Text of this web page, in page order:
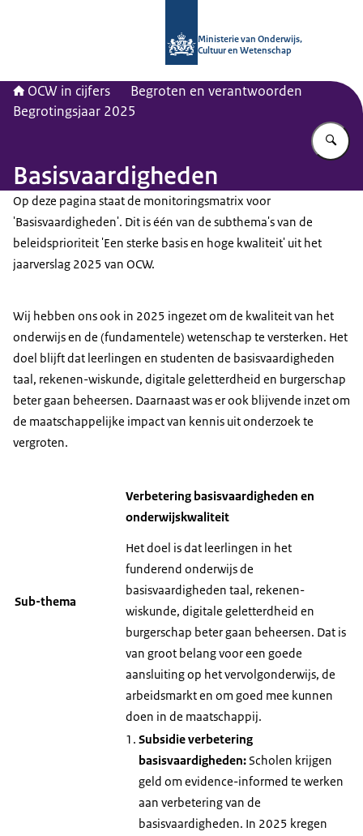
Ministerie van Onderwijs,
Cultuur en Wetenschap
OCW in cijfers
Begroten en verantwoorden
Begrotingsjaar 2025
Basisvaardigheden
Op deze pagina staat de monitoringsmatrix voor
'Basisvaardigheden'. Dit is één van de subthema's van de
beleidsprioriteit 'Een sterke basis en hoge kwaliteit' uit het
jaarverslag 2025 van OCW.
Wij hebben ons ook in 2025 ingezet om de kwaliteit van het
onderwijs en de (fundamentele) wetenschap te versterken. Het
doel blijft dat leerlingen en studenten de basisvaardigheden
taal, rekenen-wiskunde, digitale geletterdheid en burgerschap
beter gaan beheersen. Daarnaast was er ook blijvende inzet om
de maatschappelijke impact van kennis uit onderzoek te
vergroten.
Sub-thema
Verbetering basisvaardigheden en
onderwijskwaliteit
Het doel is dat leerlingen in het
funderend onderwijs de
basisvaardigheden taal, rekenen-
wiskunde, digitale geletterdheid en
burgerschap beter gaan beheersen. Dat is
van groot belang voor een goede
aansluiting op het vervolgonderwijs, de
arbeidsmarkt en om goed mee kunnen
doen in de maatschappij.
Subsidie verbetering
basisvaardigheden:Scholen krijgen
geld om evidence-informed te werken
aan verbetering van de
basisvaardigheden. In 2025 kregen